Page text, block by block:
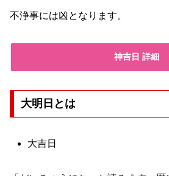
不浄事には凶となります。
神吉日 詳細
大明日とは
大吉日